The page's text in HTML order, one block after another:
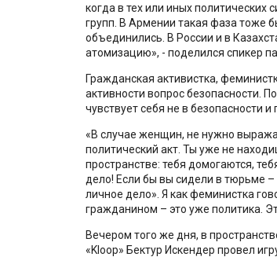
когда в тех или иных политических
групп. В Армении такая фаза тоже
объединились. В России и в
атомизацию», - поделился спикер
Гражданская активистка,
активности вопрос безопасности.
чувствует себя не в безопасности и
«В случае женщин, не нужно
политический акт. Ты уже не
пространстве: тебя домогаются,
дело! Если бы вы сидели в тюрьме –
личное дело». Я как феминистка
гражданином – это уже политика.
Вечером того же дня, в
«Kloop» Бектур Искендер провел